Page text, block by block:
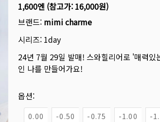
1,600엔 (참고가: 16,000원)
브랜드: mimi charme
시리즈: 1day
24년 7월 29일 발매! 스와힐리어로 '매력
인 나를 만들어가요!
옵션:
0.00 -0.50 -0.75 -1.00 -